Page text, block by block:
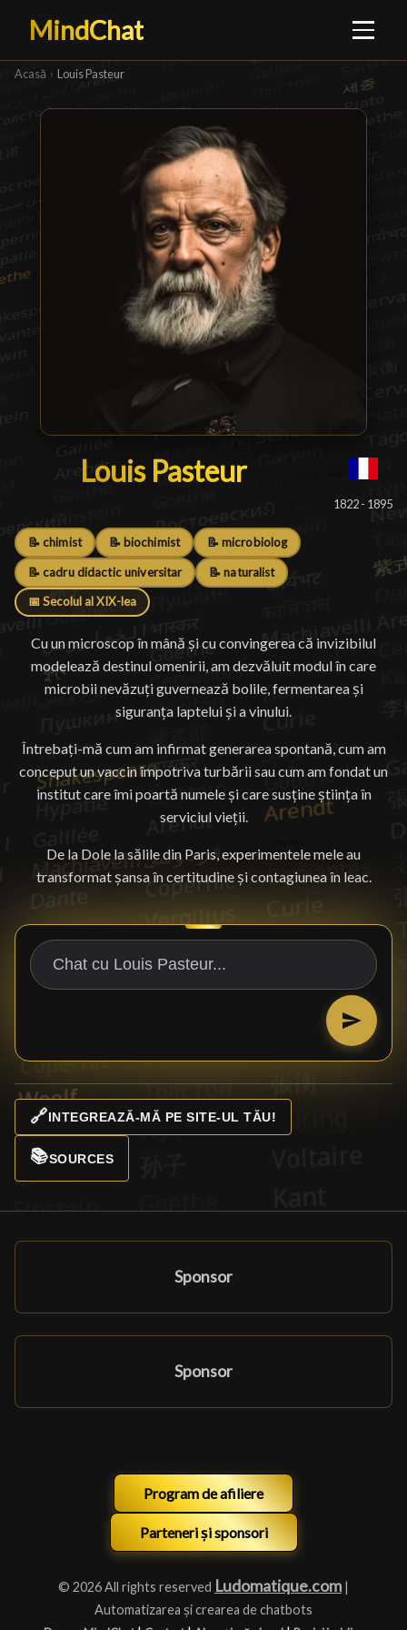
MindChat
Acasă › Louis Pasteur
Louis Pasteur
Louis Pasteur█
1822 - 1895
📝 chimist 📝 biochimist 📝 microbiolog
📝 cadru didactic universitar 📝 naturalist
📅 Secolul al XIX-lea
Cu un microscop în mână și cu convingerea că invizibilul
modelează destinul omenirii, am dezvăluit modul în care
microbii nevăzuți guvernează bolile, fermentarea și
siguranța laptelui și a vinului.
Întrebați-mă cum am infirmat generarea spontană, cum am
conceput un vaccin împotriva turbării sau cum am fondat un
institut care îmi poartă numele și care susține știința în
serviciul vieții.
De la Dole la sălile din Paris, experimentele mele au
transformat șansa în certitudine și contagiunea în leac.
🔗INTEGREAZĂ-MĂ PE SITE-UL TĂU!
📚SOURCES
Sponsor
Sponsor
Program de afiliere
Parteneri și sponsori
© 2026 All rights reserved Ludomatique.com |
Automatizarea și crearea de chatbots